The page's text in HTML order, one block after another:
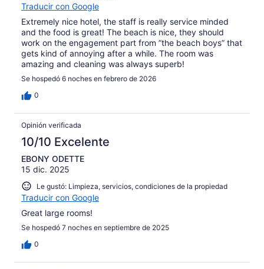
Traducir con Google
Extremely nice hotel, the staff is really service minded
and the food is great! The beach is nice, they should
work on the engagement part from ”the beach boys” that
gets kind of annoying after a while. The room was
amazing and cleaning was always superb!
Se hospedó 6 noches en febrero de 2026
0
Opinión verificada
10/10 Excelente
EBONY ODETTE
15 dic. 2025
Le gustó: Limpieza, servicios, condiciones de la propiedad
Traducir con Google
Great large rooms!
Se hospedó 7 noches en septiembre de 2025
0